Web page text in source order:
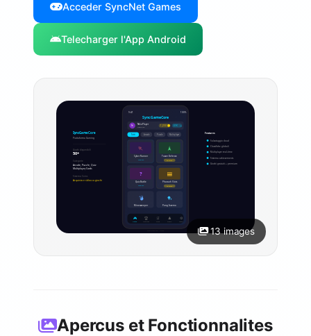
Acceder SyncNet Games
Telecharger l'App Android
13 images
Apercus et Fonctionnalites